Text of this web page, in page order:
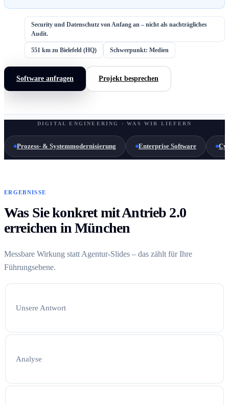
Security und Datenschutz von Anfang an – nicht als nachträgliches
Audit.
551 km zu Bielefeld (HQ) Schwerpunkt: Medien
Software anfragen Projekt besprechen
DIGITAL ENGINEERING · WAS WIR LIEFERN
Prozess- & Systemmodernisierung Enterprise Software
ERGEBNISSE
Was Sie konkret mit Antrieb 2.0
erreichen in München
Messbare Wirkung statt Agentur-Slides – das zählt für Ihre
Führungsebene.
Unsere Antwort
Analyse